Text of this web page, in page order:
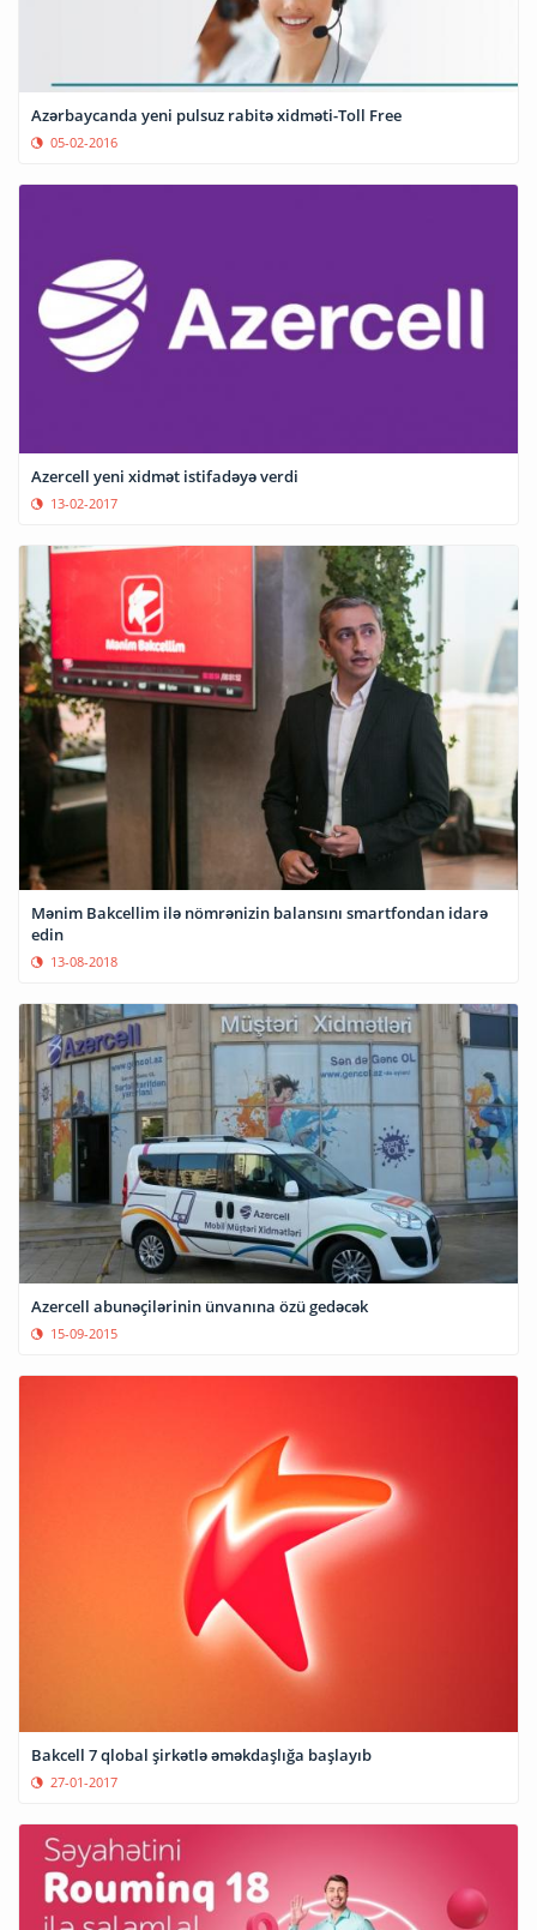
Azərbaycanda yeni pulsuz rabitə xidməti-Toll Free
05-02-2016
Azercell yeni xidmət istifadəyə verdi
13-02-2017
Mənim Bakcellim ilə nömrənizin balansını smartfondan idarə
edin
13-08-2018
Azercell abunəçilərinin ünvanına özü gedəcək
15-09-2015
Bakcell 7 qlobal şirkətlə əməkdaşlığa başlayıb
27-01-2017